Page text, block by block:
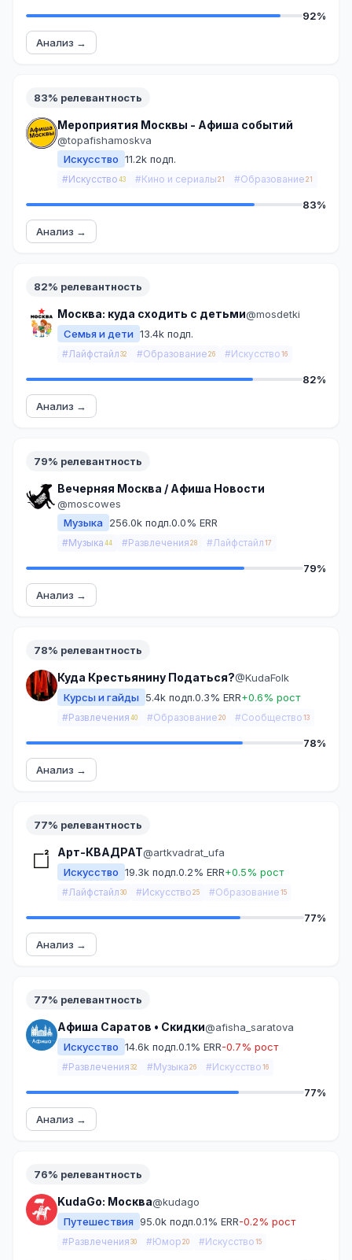
92%
Анализ →
83% релевантность
Мероприятия Москвы - Афиша событий
@topafishamoskva
Искусство 11.2k подп.
#Искусство 43 #Кино и сериалы 21 #Образование 21
83%
Анализ →
82% релевантность
Москва: куда сходить с детьми@mosdetki
Семья и дети 13.4k подп.
#Лайфстайл 32 #Образование 26 #Искусство 16
82%
Анализ →
79% релевантность
Вечерняя Москва / Афиша Новости
@moscowes
Музыка
256.0k подп.0.0% ERR
#Музыка 44 #Развлечения 28 #Лайфстайл 17
79%
Анализ →
78% релевантность
Куда Крестьянину Податься?@KudaFolk
Курсы и гайды
5.4k подп.0.3% ERR+0.6% рост
#Развлечения 40 #Образование 20 #Сообщество 13
78%
Анализ →
77% релевантность
Арт-КВАДРАТ@artkvadrat_ufa
Искусство 19.3k подп.0.2% ERR+0.5% рост
#Лайфстайл 30 #Искусство 25 #Образование 15
77%
Анализ →
77% релевантность
Афиша Саратов • Скидки@afisha_saratova
Искусство 14.6k подп.0.1% ERR-0.7% рост
#Развлечения 32 #Музыка 26 #Искусство 16
77%
Анализ →
76% релевантность
KudaGo: Москва@kudago
Путешествия 95.0k подп.0.1% ERR-0.2% рост
#Развлечения 30 #Юмор 20 #Искусство 15